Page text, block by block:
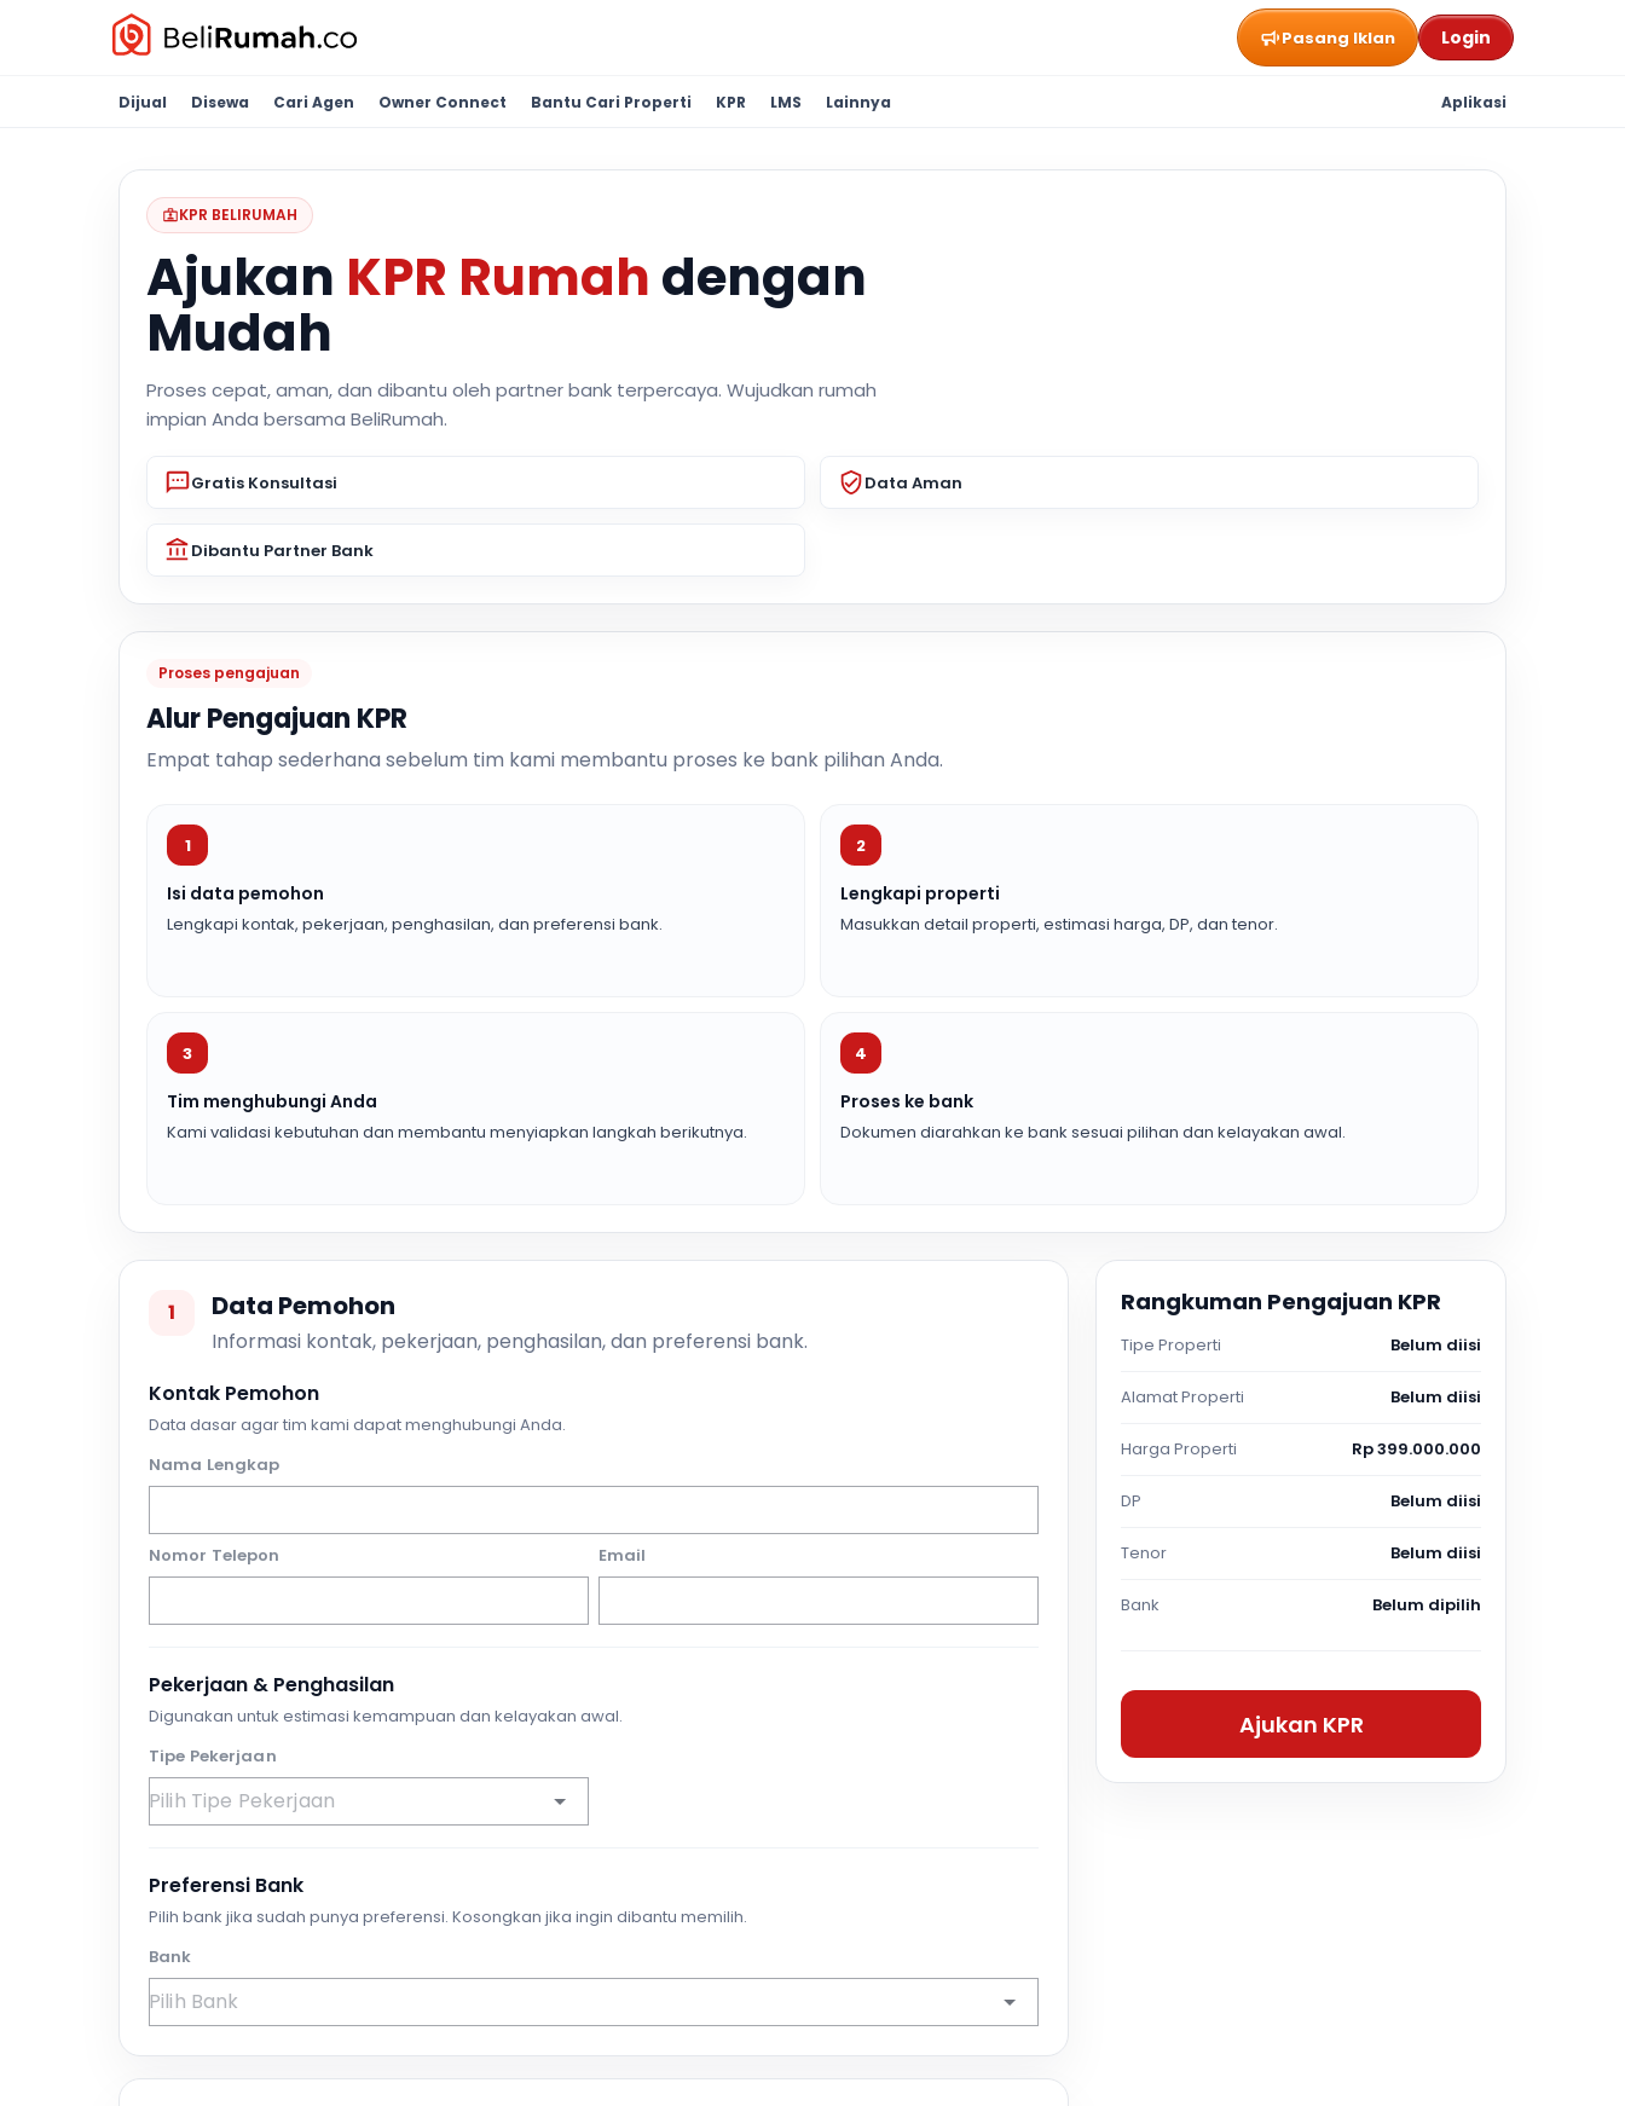
Pasang Iklan Login
Dijual Disewa Cari Agen Owner Connect Bantu Cari Properti KPR LMS Lainnya Aplikasi
KPR BELIRUMAH
Ajukan KPR Rumah dengan
Mudah
Proses cepat, aman, dan dibantu oleh partner bank terpercaya. Wujudkan rumah
impian Anda bersama BeliRumah.
Gratis Konsultasi Data Aman
Dibantu Partner Bank
Proses pengajuan
Alur Pengajuan KPR
Empat tahap sederhana sebelum tim kami membantu proses ke bank pilihan Anda.
1
Isi data pemohon
Lengkapi kontak, pekerjaan, penghasilan, dan preferensi bank.
2
Lengkapi properti
Masukkan detail properti, estimasi harga, DP, dan tenor.
3
Tim menghubungi Anda
Kami validasi kebutuhan dan membantu menyiapkan langkah berikutnya.
4
Proses ke bank
Dokumen diarahkan ke bank sesuai pilihan dan kelayakan awal.
1 Data Pemohon
Informasi kontak, pekerjaan, penghasilan, dan preferensi bank.
Kontak Pemohon
Data dasar agar tim kami dapat menghubungi Anda.
Nama Lengkap
Nomor Telepon Email
Pekerjaan & Penghasilan
Digunakan untuk estimasi kemampuan dan kelayakan awal.
Tipe Pekerjaan
Preferensi Bank
Pilih bank jika sudah punya preferensi. Kosongkan jika ingin dibantu memilih.
Bank
Rangkuman Pengajuan KPR
Tipe Properti Belum diisi
Alamat Properti Belum diisi
Harga Properti Rp 399.000.000
DP Belum diisi
Tenor Belum diisi
Bank Belum dipilih
Ajukan KPR